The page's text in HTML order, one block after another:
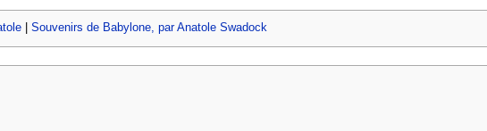
| Souvenirs de Babylone, par Anatole Swadock